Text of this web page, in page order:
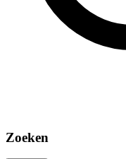
Zoeken